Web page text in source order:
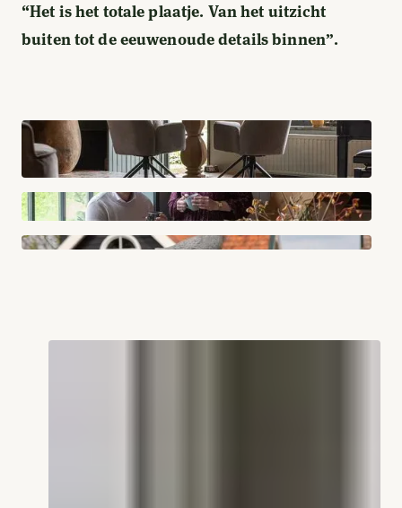
“Het is het totale plaatje. Van het uitzicht
buiten tot de eeuwenoude details binnen”.